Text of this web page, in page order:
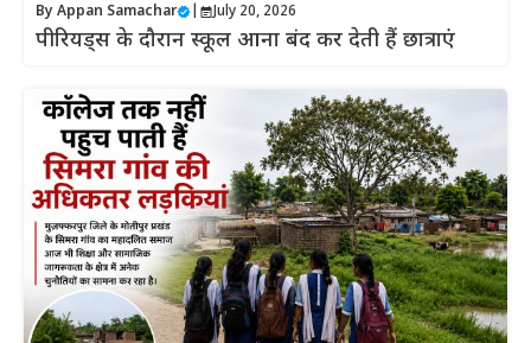
By Appan Samachar July 20, 2026
पीरियड्स के दौरान स्कूल आना बंद कर देती हैं छात्राएं